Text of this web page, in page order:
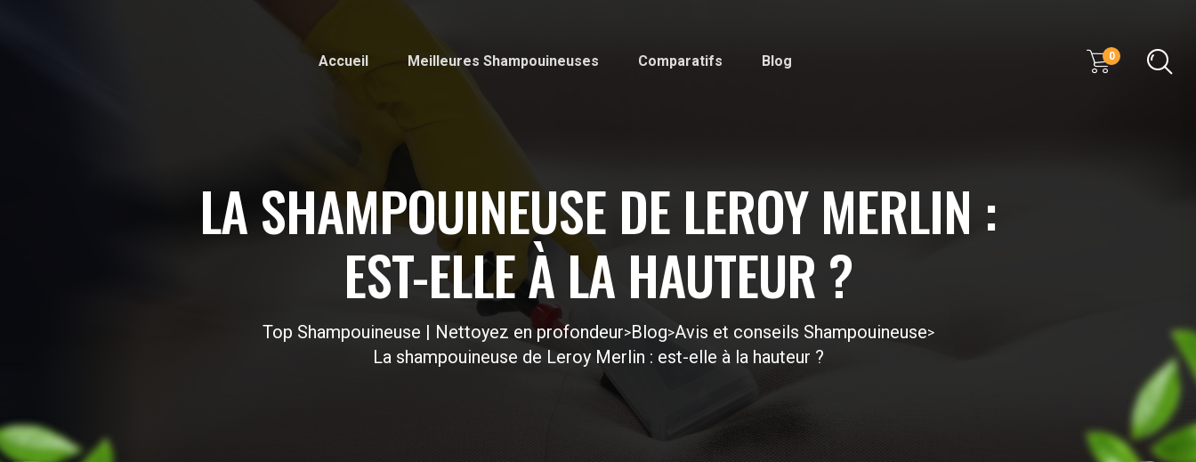
Accueil Meilleures Shampouineuses Comparatifs Blog 0
LA SHAMPOUINEUSE DE LEROY MERLIN :
EST-ELLE À LA HAUTEUR ?
Top Shampouineuse | Nettoyez en profondeur>Blog>Avis et conseils Shampouineuse>
La shampouineuse de Leroy Merlin : est-elle à la hauteur ?